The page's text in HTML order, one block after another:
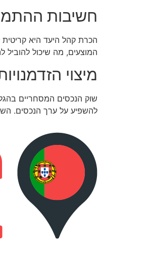
חשיבות
הכרת קהל היעד היא
המוצעים, מה שיכול
מיצוי
שוק הנכסים המסחריים
להשפיע על ערך הנכסים.